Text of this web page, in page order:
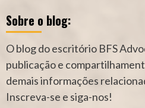
Sobre o blog:
O blog do escritório BFS
publicação e
demais informações
Inscreva-se e siga-nos!